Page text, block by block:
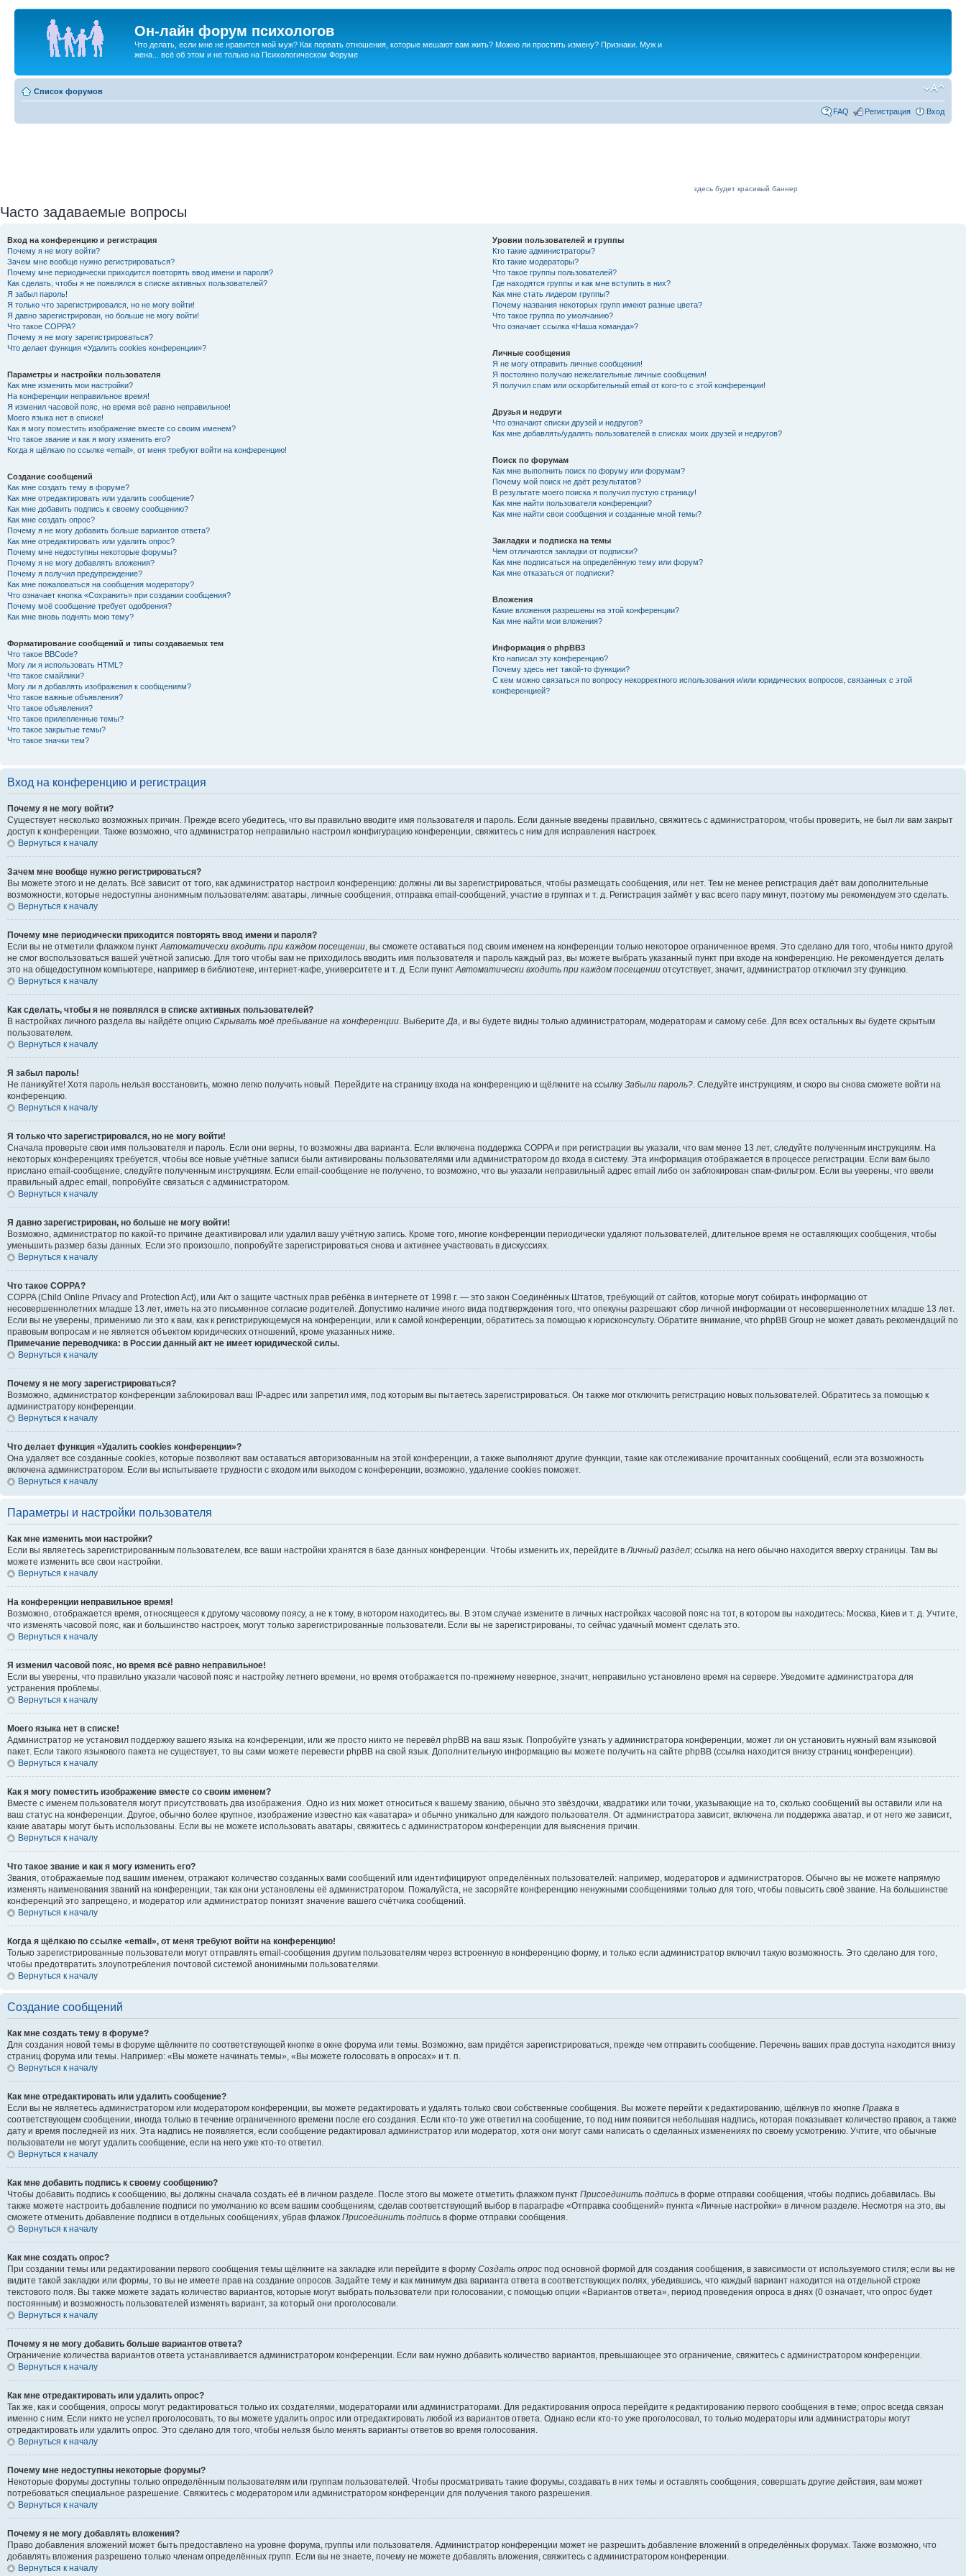
Он-лайн форум психологов
Что делать, если мне не нравится мой муж? Как порвать отношения, которые мешают вам жить? Можно ли простить измену? Признаки. Муж и
жена... всё об этом и не только на Психологическом Форуме
Список форумов
FAQ Регистрация Вход
здесь будет красивый баннер
Часто задаваемые вопросы
Вход на конференцию и регистрация
Почему я не могу войти?
Зачем мне вообще нужно регистрироваться?
Почему мне периодически приходится повторять ввод имени и пароля?
Как сделать, чтобы я не появлялся в списке активных пользователей?
Я забыл пароль!
Я только что зарегистрировался, но не могу войти!
Я давно зарегистрирован, но больше не могу войти!
Что такое COPPA?
Почему я не могу зарегистрироваться?
Что делает функция «Удалить cookies конференции»?
Параметры и настройки пользователя
Как мне изменить мои настройки?
На конференции неправильное время!
Я изменил часовой пояс, но время всё равно неправильное!
Моего языка нет в списке!
Как я могу поместить изображение вместе со своим именем?
Что такое звание и как я могу изменить его?
Когда я щёлкаю по ссылке «email», от меня требуют войти на конференцию!
Создание сообщений
Как мне создать тему в форуме?
Как мне отредактировать или удалить сообщение?
Как мне добавить подпись к своему сообщению?
Как мне создать опрос?
Почему я не могу добавить больше вариантов ответа?
Как мне отредактировать или удалить опрос?
Почему мне недоступны некоторые форумы?
Почему я не могу добавлять вложения?
Почему я получил предупреждение?
Как мне пожаловаться на сообщения модератору?
Что означает кнопка «Сохранить» при создании сообщения?
Почему моё сообщение требует одобрения?
Как мне вновь поднять мою тему?
Форматирование сообщений и типы создаваемых тем
Что такое BBCode?
Могу ли я использовать HTML?
Что такое смайлики?
Могу ли я добавлять изображения к сообщениям?
Что такое важные объявления?
Что такое объявления?
Что такое прилепленные темы?
Что такое закрытые темы?
Что такое значки тем?
Уровни пользователей и группы
Кто такие администраторы?
Кто такие модераторы?
Что такое группы пользователей?
Где находятся группы и как мне вступить в них?
Как мне стать лидером группы?
Почему названия некоторых групп имеют разные цвета?
Что такое группа по умолчанию?
Что означает ссылка «Наша команда»?
Личные сообщения
Я не могу отправить личные сообщения!
Я постоянно получаю нежелательные личные сообщения!
Я получил спам или оскорбительный email от кого-то с этой конференции!
Друзья и недруги
Что означают списки друзей и недругов?
Как мне добавлять/удалять пользователей в списках моих друзей и недругов?
Поиск по форумам
Как мне выполнить поиск по форуму или форумам?
Почему мой поиск не даёт результатов?
В результате моего поиска я получил пустую страницу!
Как мне найти пользователя конференции?
Как мне найти свои сообщения и созданные мной темы?
Закладки и подписка на темы
Чем отличаются закладки от подписки?
Как мне подписаться на определённую тему или форум?
Как мне отказаться от подписки?
Вложения
Какие вложения разрешены на этой конференции?
Как мне найти мои вложения?
Информация о phpBB3
Кто написал эту конференцию?
Почему здесь нет такой-то функции?
С кем можно связаться по вопросу некорректного использования и/или юридических вопросов, связанных с этой
конференцией?
Вход на конференцию и регистрация
Почему я не могу войти?
Существует несколько возможных причин. Прежде всего убедитесь, что вы правильно вводите имя пользователя и пароль. Если данные введены правильно, свяжитесь с администратором, чтобы проверить, не был ли вам закрыт
доступ к конференции. Также возможно, что администратор неправильно настроил конфигурацию конференции, свяжитесь с ним для исправления настроек.
Вернуться к началу
Зачем мне вообще нужно регистрироваться?
Вы можете этого и не делать. Всё зависит от того, как администратор настроил конференцию: должны ли вы зарегистрироваться, чтобы размещать сообщения, или нет. Тем не менее регистрация даёт вам дополнительные
возможности, которые недоступны анонимным пользователям: аватары, личные сообщения, отправка email-сообщений, участие в группах и т. д. Регистрация займёт у вас всего пару минут, поэтому мы рекомендуем это сделать.
Вернуться к началу
Почему мне периодически приходится повторять ввод имени и пароля?
Если вы не отметили флажком пункт Автоматически входить при каждом посещении , вы сможете оставаться под своим именем на конференции только некоторое ограниченное время. Это сделано для того, чтобы никто другой
не смог воспользоваться вашей учётной записью. Для того чтобы вам не приходилось вводить имя пользователя и пароль каждый раз, вы можете выбрать указанный пункт при входе на конференцию. Не рекомендуется делать
это на общедоступном компьютере, например в библиотеке, интернет-кафе, университете и т. д. Если пункт Автоматически входить при каждом посещении отсутствует, значит, администратор отключил эту функцию.
Вернуться к началу
Как сделать, чтобы я не появлялся в списке активных пользователей?
В настройках личного раздела вы найдёте опцию Скрывать моё пребывание на конференции . Выберите Да , и вы будете видны только администраторам, модераторам и самому себе. Для всех остальных вы будете скрытым
пользователем.
Вернуться к началу
Я забыл пароль!
Не паникуйте! Хотя пароль нельзя восстановить, можно легко получить новый. Перейдите на страницу входа на конференцию и щёлкните на ссылку Забыли пароль? . Следуйте инструкциям, и скоро вы снова сможете войти на
конференцию.
Вернуться к началу
Я только что зарегистрировался, но не могу войти!
Сначала проверьте свои имя пользователя и пароль. Если они верны, то возможны два варианта. Если включена поддержка COPPA и при регистрации вы указали, что вам менее 13 лет, следуйте полученным инструкциям. На
некоторых конференциях требуется, чтобы все новые учётные записи были активированы пользователями или администратором до входа в систему. Эта информация отображается в процессе регистрации. Если вам было
прислано email-сообщение, следуйте полученным инструкциям. Если email-сообщение не получено, то возможно, что вы указали неправильный адрес email либо он заблокирован спам-фильтром. Если вы уверены, что ввели
правильный адрес email, попробуйте связаться с администратором.
Вернуться к началу
Я давно зарегистрирован, но больше не могу войти!
Возможно, администратор по какой-то причине деактивировал или удалил вашу учётную запись. Кроме того, многие конференции периодически удаляют пользователей, длительное время не оставляющих сообщения, чтобы
уменьшить размер базы данных. Если это произошло, попробуйте зарегистрироваться снова и активнее участвовать в дискуссиях.
Вернуться к началу
Что такое COPPA?
COPPA (Child Online Privacy and Protection Act), или Акт о защите частных прав ребёнка в интернете от 1998 г. — это закон Соединённых Штатов, требующий от сайтов, которые могут собирать информацию от
несовершеннолетних младше 13 лет, иметь на это письменное согласие родителей. Допустимо наличие иного вида подтверждения того, что опекуны разрешают сбор личной информации от несовершеннолетних младше 13 лет.
Если вы не уверены, применимо ли это к вам, как к регистрирующемуся на конференции, или к самой конференции, обратитесь за помощью к юрисконсульту. Обратите внимание, что phpBB Group не может давать рекомендаций по
правовым вопросам и не является объектом юридических отношений, кроме указанных ниже.
Примечание переводчика: в России данный акт не имеет юридической силы.
Вернуться к началу
Почему я не могу зарегистрироваться?
Возможно, администратор конференции заблокировал ваш IP-адрес или запретил имя, под которым вы пытаетесь зарегистрироваться. Он также мог отключить регистрацию новых пользователей. Обратитесь за помощью к
администратору конференции.
Вернуться к началу
Что делает функция «Удалить cookies конференции»?
Она удаляет все созданные cookies, которые позволяют вам оставаться авторизованным на этой конференции, а также выполняют другие функции, такие как отслеживание прочитанных сообщений, если эта возможность
включена администратором. Если вы испытываете трудности с входом или выходом с конференции, возможно, удаление cookies поможет.
Вернуться к началу
Параметры и настройки пользователя
Как мне изменить мои настройки?
Если вы являетесь зарегистрированным пользователем, все ваши настройки хранятся в базе данных конференции. Чтобы изменить их, перейдите в Личный раздел; ссылка на него обычно находится вверху страницы. Там вы
можете изменить все свои настройки.
Вернуться к началу
На конференции неправильное время!
Возможно, отображается время, относящееся к другому часовому поясу, а не к тому, в котором находитесь вы. В этом случае измените в личных настройках часовой пояс на тот, в котором вы находитесь: Москва, Киев и т. д. Учтите,
что изменять часовой пояс, как и большинство настроек, могут только зарегистрированные пользователи. Если вы не зарегистрированы, то сейчас удачный момент сделать это.
Вернуться к началу
Я изменил часовой пояс, но время всё равно неправильное!
Если вы уверены, что правильно указали часовой пояс и настройку летнего времени, но время отображается по-прежнему неверное, значит, неправильно установлено время на сервере. Уведомите администратора для
устранения проблемы.
Вернуться к началу
Моего языка нет в списке!
Администратор не установил поддержку вашего языка на конференции, или же просто никто не перевёл phpBB на ваш язык. Попробуйте узнать у администратора конференции, может ли он установить нужный вам языковой
пакет. Если такого языкового пакета не существует, то вы сами можете перевести phpBB на свой язык. Дополнительную информацию вы можете получить на сайте phpBB (ссылка находится внизу страниц конференции).
Вернуться к началу
Как я могу поместить изображение вместе со своим именем?
Вместе с именем пользователя могут присутствовать два изображения. Одно из них может относиться к вашему званию, обычно это звёздочки, квадратики или точки, указывающие на то, сколько сообщений вы оставили или на
ваш статус на конференции. Другое, обычно более крупное, изображение известно как «аватара» и обычно уникально для каждого пользователя. От администратора зависит, включена ли поддержка аватар, и от него же зависит,
какие аватары могут быть использованы. Если вы не можете использовать аватары, свяжитесь с администратором конференции для выяснения причин.
Вернуться к началу
Что такое звание и как я могу изменить его?
Звания, отображаемые под вашим именем, отражают количество созданных вами сообщений или идентифицируют определённых пользователей: например, модераторов и администраторов. Обычно вы не можете напрямую
изменять наименования званий на конференции, так как они установлены её администратором. Пожалуйста, не засоряйте конференцию ненужными сообщениями только для того, чтобы повысить своё звание. На большинстве
конференций это запрещено, и модератор или администратор понизят значение вашего счётчика сообщений.
Вернуться к началу
Когда я щёлкаю по ссылке «email», от меня требуют войти на конференцию!
Только зарегистрированные пользователи могут отправлять email-сообщения другим пользователям через встроенную в конференцию форму, и только если администратор включил такую возможность. Это сделано для того,
чтобы предотвратить злоупотребления почтовой системой анонимными пользователями.
Вернуться к началу
Создание сообщений
Как мне создать тему в форуме?
Для создания новой темы в форуме щёлкните по соответствующей кнопке в окне форума или темы. Возможно, вам придётся зарегистрироваться, прежде чем отправить сообщение. Перечень ваших прав доступа находится внизу
страниц форума или темы. Например: «Вы можете начинать темы», «Вы можете голосовать в опросах» и т. п.
Вернуться к началу
Как мне отредактировать или удалить сообщение?
Если вы не являетесь администратором или модератором конференции, вы можете редактировать и удалять только свои собственные сообщения. Вы можете перейти к редактированию, щёлкнув по кнопке Правка в
соответствующем сообщении, иногда только в течение ограниченного времени после его создания. Если кто-то уже ответил на сообщение, то под ним появится небольшая надпись, которая показывает количество правок, а также
дату и время последней из них. Эта надпись не появляется, если сообщение редактировал администратор или модератор, хотя они могут сами написать о сделанных изменениях по своему усмотрению. Учтите, что обычные
пользователи не могут удалить сообщение, если на него уже кто-то ответил.
Вернуться к началу
Как мне добавить подпись к своему сообщению?
Чтобы добавить подпись к сообщению, вы должны сначала создать её в личном разделе. После этого вы можете отметить флажком пункт Присоединить подпись в форме отправки сообщения, чтобы подпись добавилась. Вы
также можете настроить добавление подписи по умолчанию ко всем вашим сообщениям, сделав соответствующий выбор в параграфе «Отправка сообщений» пункта «Личные настройки» в личном разделе. Несмотря на это, вы
сможете отменить добавление подписи в отдельных сообщениях, убрав флажок Присоединить подпись в форме отправки сообщения.
Вернуться к началу
Как мне создать опрос?
При создании темы или редактировании первого сообщения темы щёлкните на закладке или перейдите в форму Создать опрос под основной формой для создания сообщения, в зависимости от используемого стиля; если вы не
видите такой закладки или формы, то вы не имеете прав на создание опросов. Задайте тему и как минимум два варианта ответа в соответствующих полях, убедившись, что каждый вариант находится на отдельной строке
текстового поля. Вы также можете задать количество вариантов, которые могут выбрать пользователи при голосовании, с помощью опции «Вариантов ответа», период проведения опроса в днях (0 означает, что опрос будет
постоянным) и возможность пользователей изменять вариант, за который они проголосовали.
Вернуться к началу
Почему я не могу добавить больше вариантов ответа?
Ограничение количества вариантов ответа устанавливается администратором конференции. Если вам нужно добавить количество вариантов, превышающее это ограничение, свяжитесь с администратором конференции.
Вернуться к началу
Как мне отредактировать или удалить опрос?
Так же, как и сообщения, опросы могут редактироваться только их создателями, модераторами или администраторами. Для редактирования опроса перейдите к редактированию первого сообщения в теме; опрос всегда связан
именно с ним. Если никто не успел проголосовать, то вы можете удалить опрос или отредактировать любой из вариантов ответа. Однако если кто-то уже проголосовал, то только модераторы или администраторы могут
отредактировать или удалить опрос. Это сделано для того, чтобы нельзя было менять варианты ответов во время голосования.
Вернуться к началу
Почему мне недоступны некоторые форумы?
Некоторые форумы доступны только определённым пользователям или группам пользователей. Чтобы просматривать такие форумы, создавать в них темы и оставлять сообщения, совершать другие действия, вам может
потребоваться специальное разрешение. Свяжитесь с модератором или администратором конференции для получения такого разрешения.
Вернуться к началу
Почему я не могу добавлять вложения?
Право добавления вложений может быть предоставлено на уровне форума, группы или пользователя. Администратор конференции может не разрешить добавление вложений в определённых форумах. Также возможно, что
добавлять вложения разрешено только членам определённых групп. Если вы не знаете, почему не можете добавлять вложения, свяжитесь с администратором конференции.
Вернуться к началу